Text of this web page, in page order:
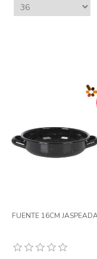
FUENTE 16CM